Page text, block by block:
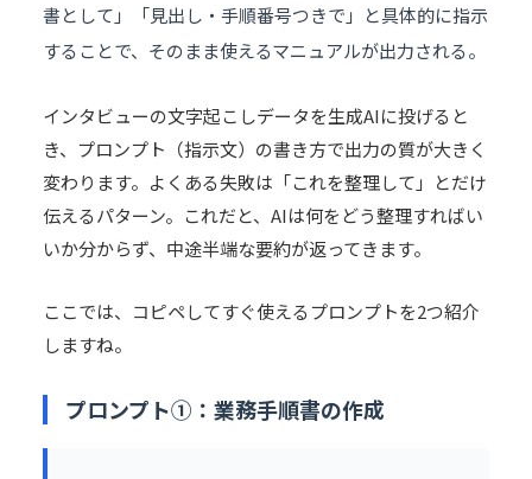
書として」「見出し・手順番号つきで」と具体的に指示
することで、そのまま使えるマニュアルが出力される。
インタビューの文字起こしデータを生成AIに投げると
き、プロンプト（指示文）の書き方で出力の質が大きく
変わります。よくある失敗は「これを整理して」とだけ
伝えるパターン。これだと、AIは何をどう整理すればい
いか分からず、中途半端な要約が返ってきます。
ここでは、コピペしてすぐ使えるプロンプトを2つ紹介
しますね。
プロンプト①：業務手順書の作成